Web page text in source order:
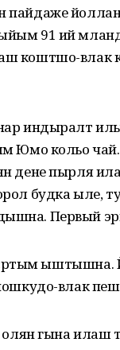
91 ий
коштшо-влак
индыралт
Юмо кольо
дене пырля
будка ыле,
Первый
влак
олян гына